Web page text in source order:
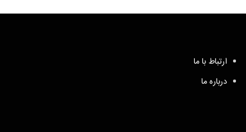
ارتباط با ما
درباره ما